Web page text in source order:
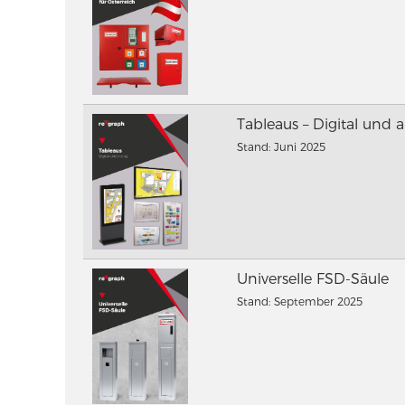
Tableaus – Digital und
Stand: Juni 2025
Universelle FSD-Säule
Stand: September 2025